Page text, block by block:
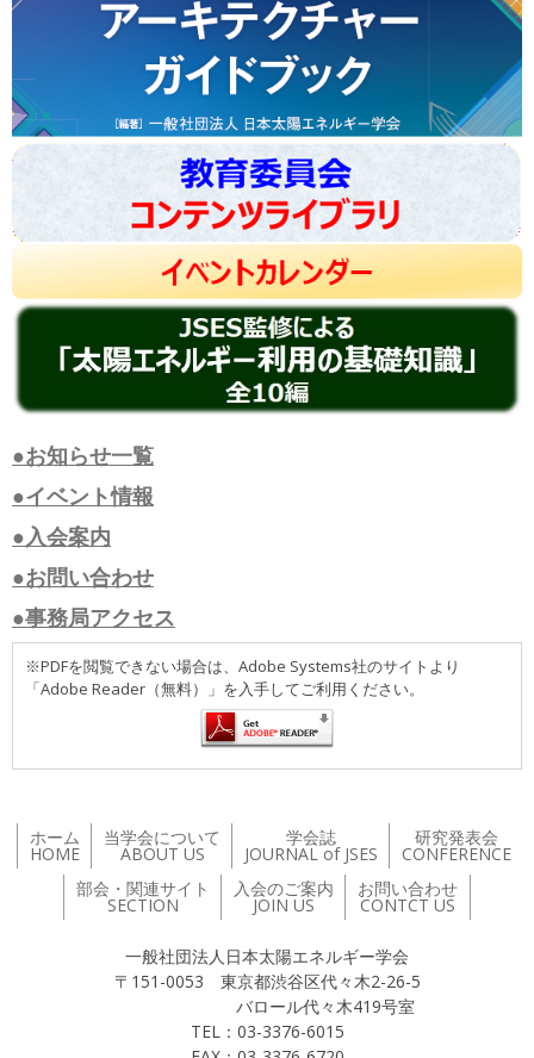
●お知らせ一覧
●イベント情報
●入会案内
●お問い合わせ
●事務局アクセス
※PDFを閲覧できない場合は、Adobe Systems社のサイトより
「Adobe Reader（無料）」を入手してご利用ください。
ホーム
HOME
当学会について
ABOUT US
学会誌
JOURNAL of JSES
研究発表会
CONFERENCE
部会・関連サイト
SECTION
入会のご案内
JOIN US
お問い合わせ
CONTCT US
一般社団法人日本太陽エネルギー学会
〒151-0053 東京都渋谷区代々木2-26-5
バロール代々木419号室
TEL：03-3376-6015